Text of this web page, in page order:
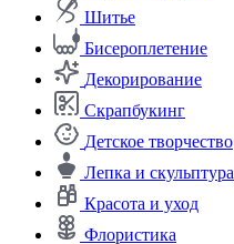
Шитье
Бисероплетение
Декорирование
Скрапбукинг
Детское творчество
Лепка и скульптура
Красота и уход
Флористика